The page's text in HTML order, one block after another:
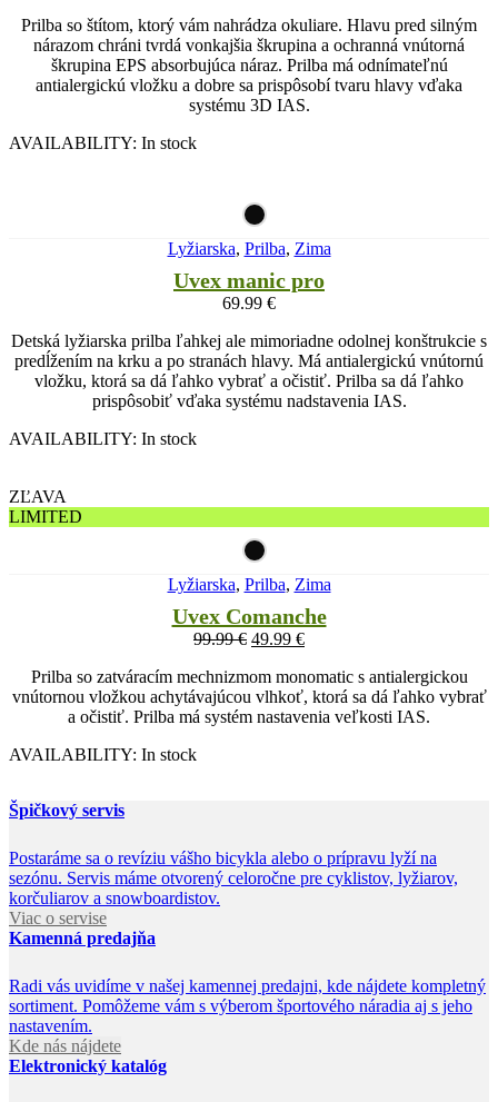
Prilba so štítom, ktorý vám nahrádza okuliare. Hlavu pred silným
nárazom chráni tvrdá vonkajšia škrupina a ochranná vnútorná
škrupina EPS absorbujúca náraz. Prilba má odnímateľnú
antialergickú vložku a dobre sa prispôsobí tvaru hlavy vďaka
systému 3D IAS.
AVAILABILITY: In stock
Lyžiarska, Prilba, Zima
Uvex manic pro
69.99 €
Detská lyžiarska prilba ľahkej ale mimoriadne odolnej konštrukcie s
predĺžením na krku a po stranách hlavy. Má antialergickú vnútornú
vložku, ktorá sa dá ľahko vybrať a očistiť. Prilba sa dá ľahko
prispôsobiť vďaka systému nadstavenia IAS.
AVAILABILITY: In stock
ZĽAVA
LIMITED
Lyžiarska, Prilba, Zima
Uvex Comanche
99.99€ 49.99 €
Prilba so zatváracím mechnizmom monomatic s antialergickou
vnútornou vložkou achytávajúcou vlhkoť, ktorá sa dá ľahko vybrať
a očistiť. Prilba má systém nastavenia veľkosti IAS.
AVAILABILITY: In stock
Špičkový servis
Postaráme sa o revíziu vášho bicykla alebo o prípravu lyží na
sezónu. Servis máme otvorený celoročne pre cyklistov, lyžiarov,
korčuliarov a snowboardistov.
Viac o servise
Kamenná predajňa
Radi vás uvidíme v našej kamennej predajni, kde nájdete kompletný
sortiment. Pomôžeme vám s výberom športového náradia aj s jeho
nastavením.
Kde nás nájdete
Elektronický katalóg